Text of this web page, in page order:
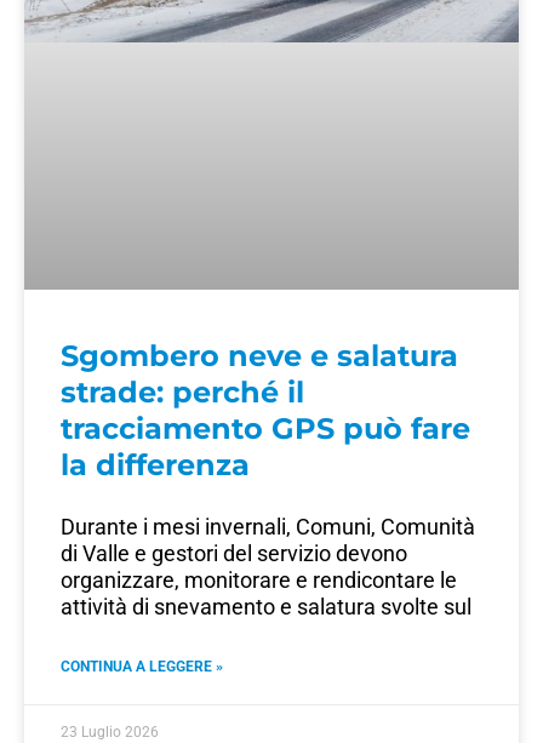
Sgombero neve e salatura
strade: perché il
tracciamento GPS può fare
la differenza
Durante i mesi invernali, Comuni, Comunità
di Valle e gestori del servizio devono
organizzare, monitorare e rendicontare le
attività di snevamento e salatura svolte sul
CONTINUA A LEGGERE »
23 Luglio 2026